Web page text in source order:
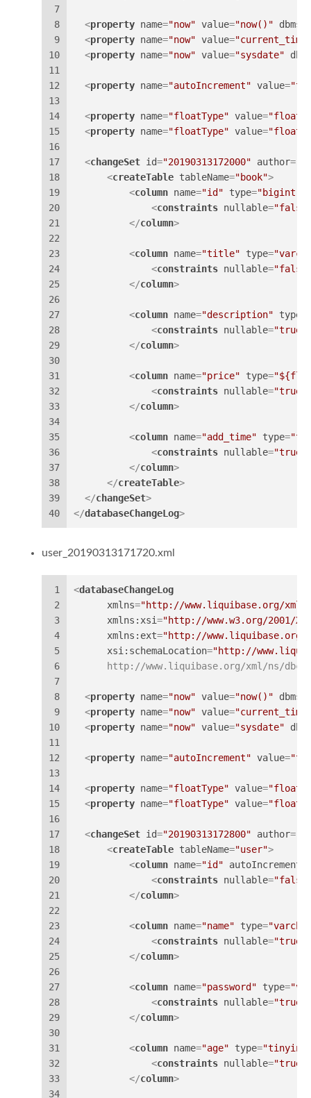
7
8
9
10
11
12
13
14
15
16
17
18
19
20
21
22
23
24
25
26
27
28
29
30
31
32
33
34
35
36
37
38
39
40
<property name="now" value="now()" dbms
<property name="now" value=
<property name="now" value="sysdate"
<property name="autoIncrement" value=
<property name="floatType" value=
<property name="floatType" value="float"
<changeSet id="20190313172000" author=
<createTable tableName="book">
<column name="id" type="bigint"
<constraints nullable=
</column>
<column name="title" type=
<constraints nullable=
</column>
<column name="description" type
<constraints nullable="true"
</column>
<column name="price" type=
<constraints nullable="true"
</column>
<column name="add_time" type=
<constraints nullable="true"
</column>
</createTable>
</changeSet>
</databaseChangeLog>
user_20190313171720.xml
1
2
3
4
5
6
7
8
9
10
11
12
13
14
15
16
17
18
19
20
21
22
23
24
25
26
27
28
29
30
31
32
33
34
<databaseChangeLog
xmlns="http://www.liquibase.org/xml/
xmlns:xsi="http://www.w3.org/2001/
xmlns:ext="http://www.liquibase.org/
xsi:schemaLocation="http://
http://www.liquibase.org/xml/ns/
<property name="now" value="now()" dbms
<property name="now" value=
<property name="now" value="sysdate"
<property name="autoIncrement" value=
<property name="floatType" value=
<property name="floatType" value="float"
<changeSet id="20190313172800" author=
<createTable tableName="user">
<column name="id" autoIncrement
<constraints nullable=
</column>
<column name="name" type=
<constraints nullable="true"
</column>
<column name="password" type=
<constraints nullable="true"
</column>
<column name="age" type=
<constraints nullable="true"
</column>